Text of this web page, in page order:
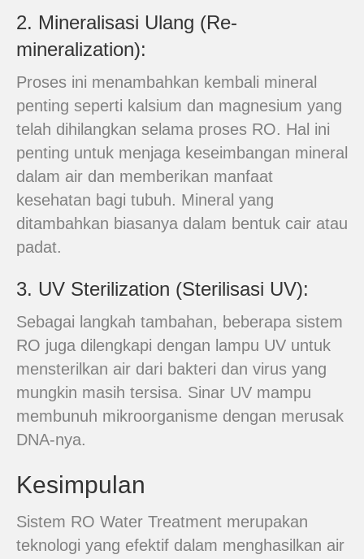
2. Mineralisasi Ulang (Re-
mineralization):
Proses ini menambahkan kembali mineral
penting seperti kalsium dan magnesium yang
telah dihilangkan selama proses RO. Hal ini
penting untuk menjaga keseimbangan mineral
dalam air dan memberikan manfaat
kesehatan bagi tubuh. Mineral yang
ditambahkan biasanya dalam bentuk cair atau
padat.
3. UV Sterilization (Sterilisasi UV):
Sebagai langkah tambahan, beberapa sistem
RO juga dilengkapi dengan lampu UV untuk
mensterilkan air dari bakteri dan virus yang
mungkin masih tersisa. Sinar UV mampu
membunuh mikroorganisme dengan merusak
DNA-nya.
Kesimpulan
Sistem RO Water Treatment merupakan
teknologi yang efektif dalam menghasilkan air